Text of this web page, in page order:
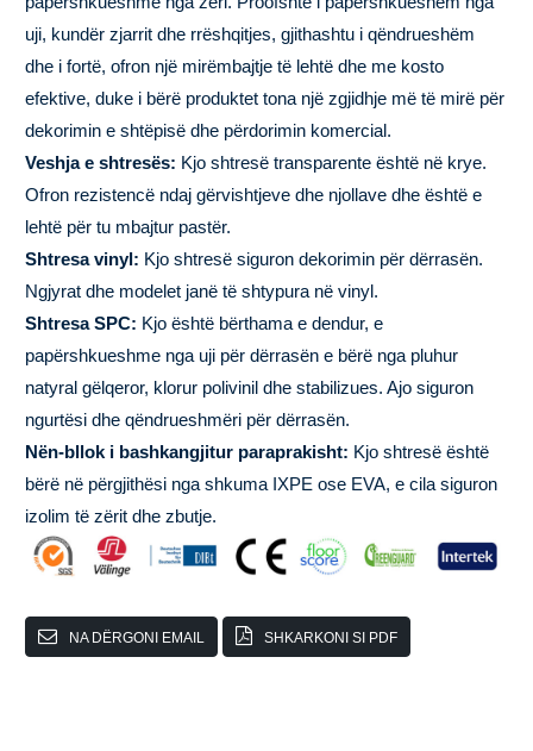
uji, kundër zjarrit dhe rrëshqitjes, gjithashtu i qëndrueshëm
dhe i fortë, ofron një mirëmbajtje të lehtë dhe me kosto
efektive, duke i bërë produktet tona një zgjidhje më të mirë për
dekorimin e shtëpisë dhe përdorimin komercial.
Veshja e shtresës: Kjo shtresë transparente është në krye.
Ofron rezistencë ndaj gërvishtjeve dhe njollave dhe është e
lehtë për tu mbajtur pastër.
Shtresa vinyl: Kjo shtresë siguron dekorimin për dërrasën.
Ngjyrat dhe modelet janë të shtypura në vinyl.
Shtresa SPC: Kjo është bërthama e dendur, e
papërshkueshme nga uji për dërrasën e bërë nga pluhur
natyral gëlqeror, klorur polivinil dhe stabilizues. Ajo siguron
ngurtësi dhe qëndrueshmëri për dërrasën.
Nën-bllok i bashkangjitur paraprakisht: Kjo shtresë është
bërë në përgjithësi nga shkuma IXPE ose EVA, e cila siguron
izolim të zërit dhe zbutje.
NA DËRGONI EMAIL SHKARKONI SI PDF